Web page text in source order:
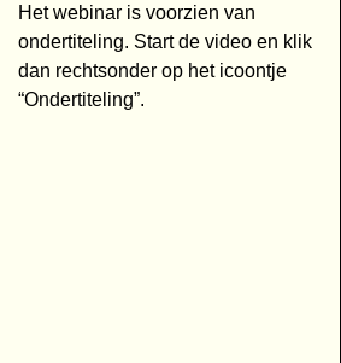
Het webinar is voorzien van
ondertiteling. Start de video en klik
dan rechtsonder op het icoontje
“Ondertiteling”.